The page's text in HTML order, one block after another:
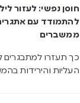
חוסן נפשי: לעזור
להתמודד עם
ממשברים
כך תעזרו למתבגרים
העליות והירידות